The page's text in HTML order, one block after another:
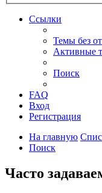
Ссылки
Темы без
Активные
Поиск
FAQ
Вход
Регистрация
На главную
Поиск
Часто